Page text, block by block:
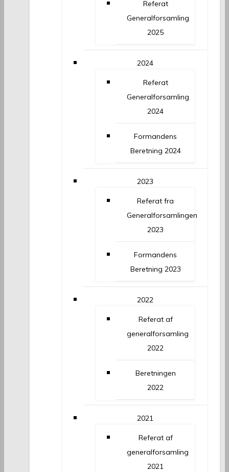
Referat
Generalforsamling
2025
2024
Referat
Generalforsamling
2024
Formandens
Beretning 2024
2023
Referat fra
Generalforsamlingen
2023
Formandens
Beretning 2023
2022
Referat af
generalforsamling
2022
Beretningen
2022
2021
Referat af
generalforsamling
2021